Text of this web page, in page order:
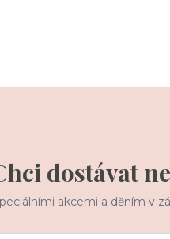
dostávat
akcemi a děním v